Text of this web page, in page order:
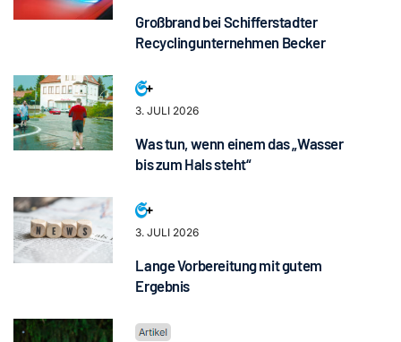
Großbrand bei Schifferstadter
Recyclingunternehmen Becker
3. JULI 2026
Was tun, wenn einem das „Wasser
bis zum Hals steht“
3. JULI 2026
Lange Vorbereitung mit gutem
Ergebnis